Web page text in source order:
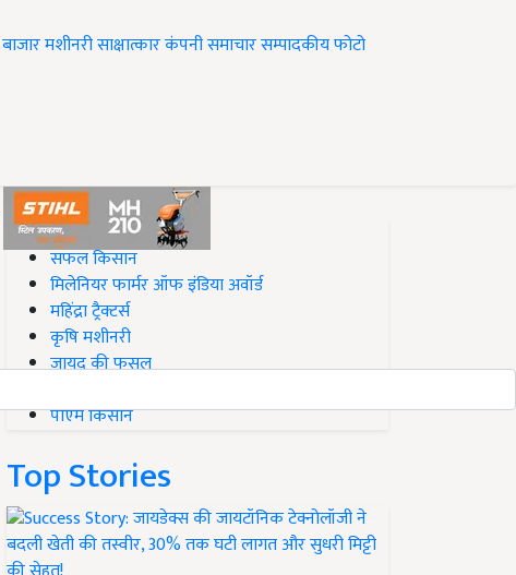
बाजारमशीनरीसाक्षात्कारकंपनी समाचारसम्पादकीयफोटो
#Top on Krishi Jagran
सफल किसान
मिलेनियर फार्मर ऑफ इंडिया अवॉर्ड
महिंद्रा ट्रैक्टर्स
कृषि मशीनरी
जायद की फसल
पीएम किसान
Top Stories